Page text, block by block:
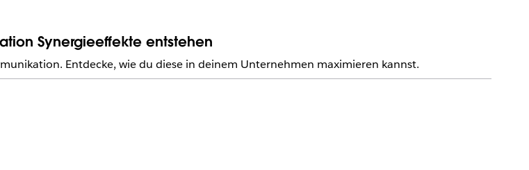
Synergieeffekte entstehen
Entdecke, wie du diese in deinem Unternehmen maximieren kannst.